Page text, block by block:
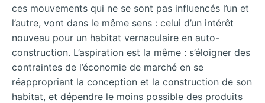
ces mouvements qui ne se sont pas influencés l’un et
l’autre, vont dans le même sens : celui d’un intérêt
nouveau pour un habitat vernaculaire en auto-
construction. L’aspiration est la même : s’éloigner des
contraintes de l’économie de marché en se
réappropriant la conception et la construction de son
habitat, et dépendre le moins possible des produits